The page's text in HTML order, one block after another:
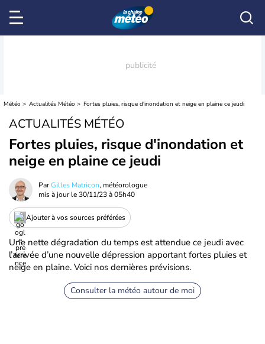
Météo Actualités Météo Fortes pluies, risque d'inondation et neige en plaine ce jeudi
ACTUALITÉS MÉTÉO
Fortes pluies, risque d'inondation et
neige en plaine ce jeudi
ParGilles Matricon, météorologue
mis à jour le30/11/23 à 05h40
Ajouter à vos sources préférées
Une nette dégradation du temps est attendue ce jeudi avec
l’arrivée d’une nouvelle dépression apportant fortes pluies et
neige en plaine. Voici nos dernières prévisions.
Consulter la météo autour de moi